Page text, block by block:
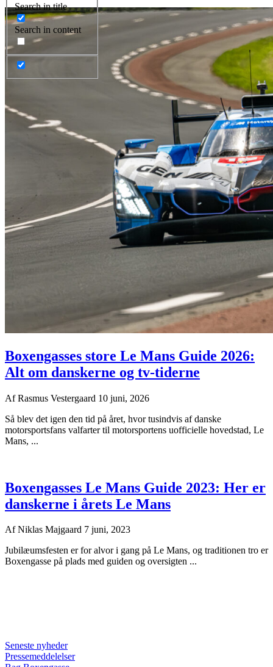
Search in title
Search in content
Boxengasses store Le Mans Guide 2026:
Alt om danskerne og tv-tiderne
AfRasmus Vestergaard 10 juni, 2026
Så blev det igen den tid på året, hvor tusindvis af danske
motorsportsfans valfarter til motorsportens uofficielle hovedstad, Le
Mans, ...
Boxengasses Le Mans Guide 2023: Her er
danskerne i årets Le Mans
AfNiklas Majgaard 7 juni, 2023
Jubilæumsfesten er for alvor i gang på Le Mans, og traditionen tro er
Boxengasse på plads med guiden og oversigten ...
Seneste nyheder
Pressemeddelelser